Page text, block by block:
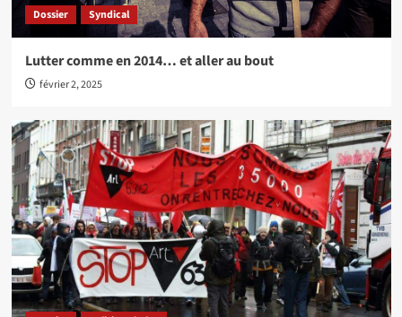
Dossier Syndical
Lutter comme en 2014… et aller au bout
février 2, 2025